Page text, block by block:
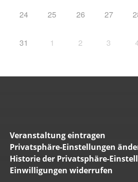
24 25 26 27
31 1 2 3
Veranstaltung eintragen
Privatsphäre-Einstellungen
Historie der Privatsphäre-
Einwilligungen widerrufen